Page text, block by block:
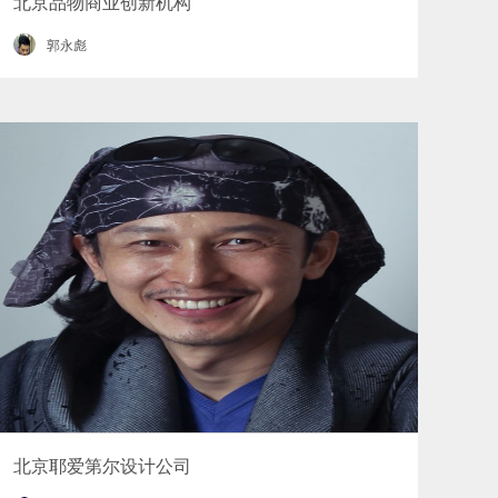
郭永彪
北京耶爱第尔设计公司